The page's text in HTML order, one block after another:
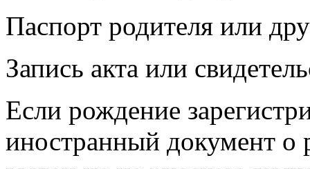
Паспорт родителя или
Запись акта или
Если рождение
иностранный документ